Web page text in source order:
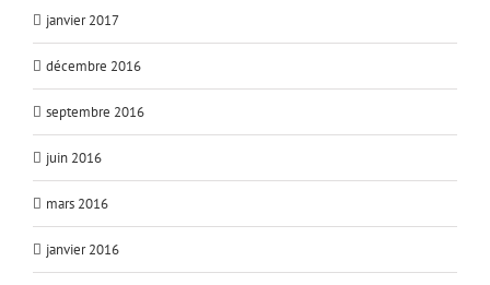
janvier 2017
décembre 2016
septembre 2016
juin 2016
mars 2016
janvier 2016